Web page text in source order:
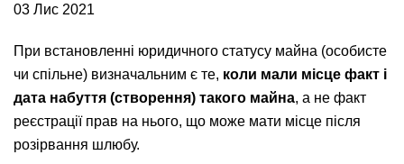
03 Лис 2021
При встановленні юридичного статусу майна (особисте
чи спільне) визначальним є те, коли мали місце факт і
дата набуття (створення) такого майна, а не факт
реєстрації прав на нього, що може мати місце після
розірвання шлюбу.